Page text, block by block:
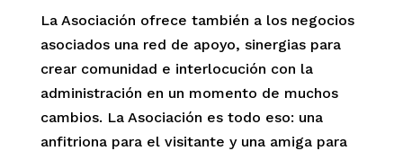
La Asociación ofrece también a los negocios
asociados una red de apoyo, sinergias para
crear comunidad e interlocución con la
administración en un momento de muchos
cambios. La Asociación es todo eso: una
anfitriona para el visitante y una amiga para